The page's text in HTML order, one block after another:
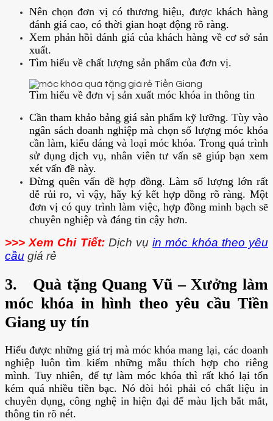
Nên chọn đơn vị có thương hiệu, được khách hàng
đánh giá cao, có thời gian hoạt động rõ ràng.
Xem phản hồi đánh giá của khách hàng về cơ sở sản
xuất.
Tìm hiểu về chất lượng sản phẩm của đơn vị.
Tìm hiểu về đơn vị sản xuất móc khóa in thông tin
Cần tham khảo bảng giá sản phẩm kỹ lưỡng. Tùy vào
ngân sách doanh nghiệp mà chọn số lượng móc khóa
cần làm, kiểu dáng và loại móc khóa. Trong quá trình
sử dụng dịch vụ, nhân viên tư vấn sẽ giúp bạn xem
xét vấn đề này.
Đừng quên vấn đề hợp đồng. Làm số lượng lớn rất
dễ rủi ro, vì vậy, hãy ký kết hợp đồng rõ ràng. Một
đơn vị có quy trình làm việc, hợp đồng minh bạch sẽ
chuyên nghiệp và đáng tin cậy hơn.
>>> Xem Chi Tiết:Dịch vụin móc khóa theo yêu
cầu giá rẻ
3. Quà tặng Quang Vũ – Xưởng làm
móc khóa in hình theo yêu cầu Tiền
Giang uy tín
Hiểu được những giá trị mà móc khóa mang lại, các doanh
nghiệp luôn tìm kiếm những mẫu thích hợp cho riêng
mình. Tuy nhiên, để tự làm móc khóa thì rất khó lại tốn
kém quá nhiều tiền bạc. Nó đòi hỏi phải có chất liệu in
chuyên dụng, công nghệ in hiện đại để màu lịch bắt mắt,
thông tin rõ nét.